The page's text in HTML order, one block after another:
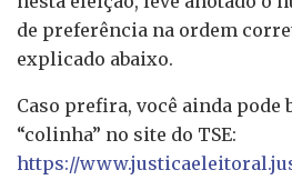
de preferência na ordem
explicado abaixo.
Caso prefira, você ainda
“colinha” no site do TSE:
https://